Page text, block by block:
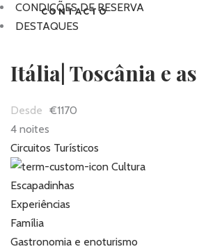
CONTACTO
CONDIÇÕES DE RESERVA
DESTAQUES
Itália| Toscânia e
€1170
4 noites
Circuitos Turísticos
Cultura
Escapadinhas
Experiências
Família
Gastronomia e enoturismo